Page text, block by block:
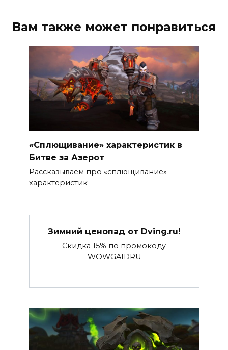
Вам также может понравиться
«Сплющивание» характеристик в
Битве за Азерот
Рассказываем про «сплющивание»
характеристик
Зимний ценопад от Dving.ru!
Скидка 15% по промокоду
WOWGAIDRU